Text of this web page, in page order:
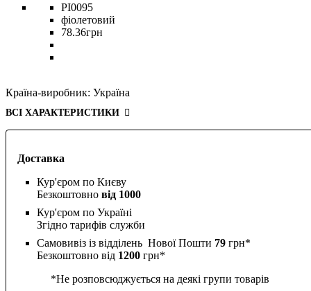
Доставка
Кур'єром по Києву
Безкоштовно від 1000
Кур'єром по Україні
Згідно тарифів служби
Самовивіз із відділень Нової Пошти 79 грн*
Безкоштовно від 1200 грн*
*Не розповсюджується на деякі групи товарів
PI0095
фіолетовий
78.36грн
Країна-виробник: Україна
ВСІ ХАРАКТЕРИСТИКИ